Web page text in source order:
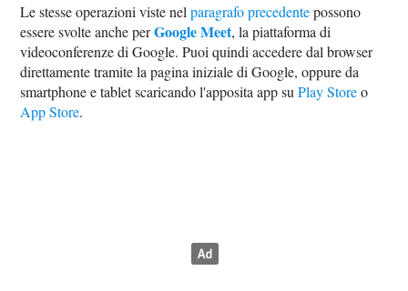
Le stesse operazioni viste nelparagrafo precedentepossono
essere svolte anche perGoogle Meet, la piattaforma di
videoconferenze di Google. Puoi quindi accedere dal browser
direttamente tramite la pagina iniziale di Google, oppure da
smartphone e tablet scaricando l'apposita app suPlay Storeo
App Store.